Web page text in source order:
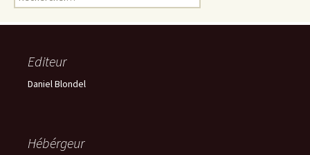
Editeur
Daniel Blondel
Hébérgeur